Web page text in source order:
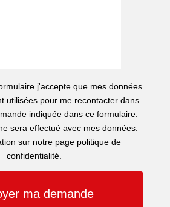
j'accepte que mes données
utilisées pour me recontacter dans
indiquée dans ce formulaire.
sera effectué avec mes données.
sur notre page politique de
confidentialité.
ma demande